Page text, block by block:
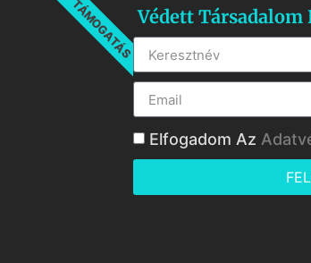
TÁMOGATÁSVédett
Elfogadom Az